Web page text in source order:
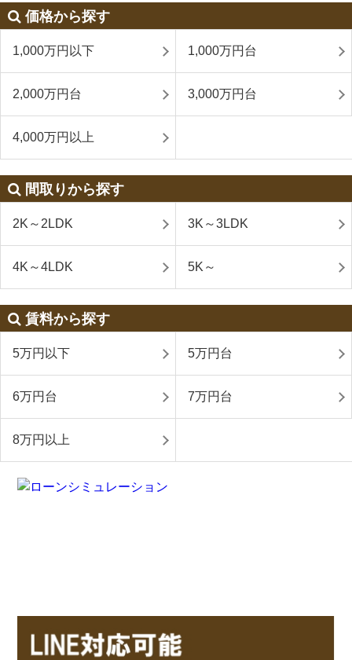
価格から探す
1,000万円以下 1,000万円台
2,000万円台 3,000万円台
4,000万円以上
間取りから探す
2K～2LDK 3K～3LDK
4K～4LDK 5K～
賃料から探す
5万円以下 5万円台
6万円台 7万円台
8万円以上